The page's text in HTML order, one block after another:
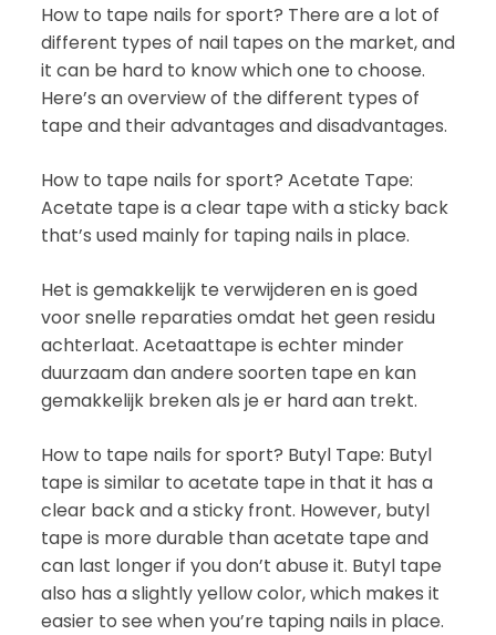
How to tape nails for sport? There are a lot of
different types of nail tapes on the market, and
it can be hard to know which one to choose.
Here’s an overview of the different types of
tape and their advantages and disadvantages.
How to tape nails for sport? Acetate Tape:
Acetate tape is a clear tape with a sticky back
that’s used mainly for taping nails in place.
Het is gemakkelijk te verwijderen en is goed
voor snelle reparaties omdat het geen residu
achterlaat. Acetaattape is echter minder
duurzaam dan andere soorten tape en kan
gemakkelijk breken als je er hard aan trekt.
How to tape nails for sport? Butyl Tape: Butyl
tape is similar to acetate tape in that it has a
clear back and a sticky front. However, butyl
tape is more durable than acetate tape and
can last longer if you don’t abuse it. Butyl tape
also has a slightly yellow color, which makes it
easier to see when you’re taping nails in place.